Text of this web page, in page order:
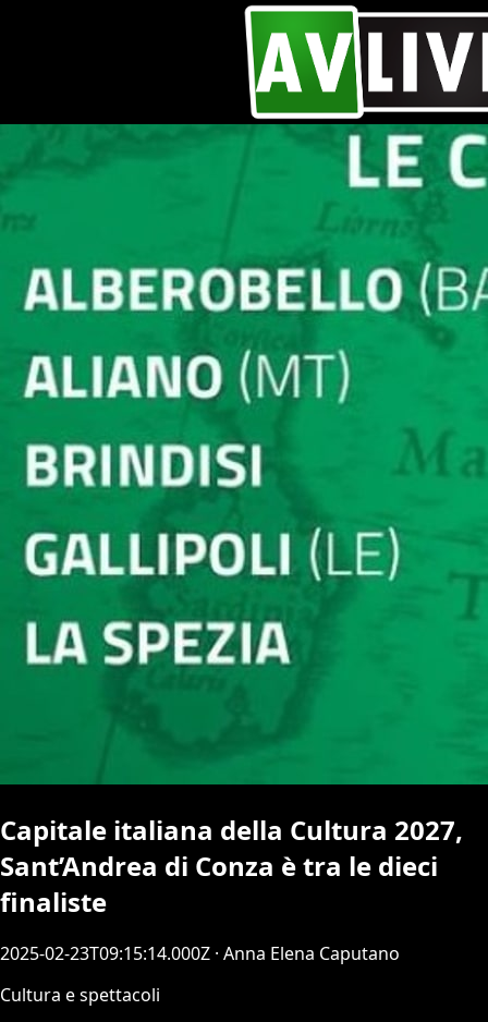
Capitale italiana della Cultura 2027,
Sant’Andrea di Conza è tra le dieci
finaliste
2025-02-23T09:15:14.000Z · Anna Elena Caputano
Cultura e spettacoli